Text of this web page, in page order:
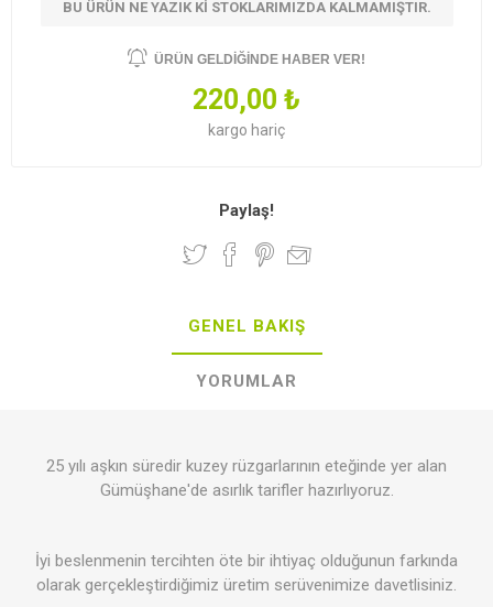
BU ÜRÜN NE YAZIK KI STOKLARIMIZDA KALMAMIŞTIR.
ÜRÜN GELDIĞINDE HABER VER!
220,00 ₺
kargo hariç
Paylaş!
GENEL BAKIŞ
YORUMLAR
25 yılı aşkın süredir kuzey rüzgarlarının eteğinde yer alan
Gümüşhane'de asırlık tarifler hazırlıyoruz.
İyi beslenmenin tercihten öte bir ihtiyaç olduğunun farkında
olarak gerçekleştirdiğimiz üretim serüvenimize davetlisiniz.